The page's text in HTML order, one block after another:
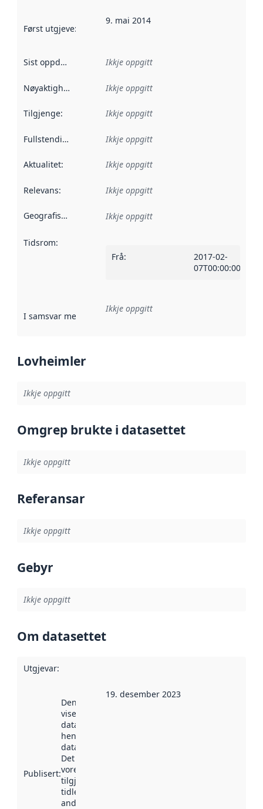
Først utgjeve:
9. mai 2014
Sist oppdatert Ikkje oppgitt
Nøyaktigheit Ikkje oppgitt
Tilgjenge: Ikkje oppgitt
Fullstendigheit Ikkje oppgitt
Aktualitet: Ikkje oppgitt
Relevans: Ikkje oppgitt
Geografisk område Ikkje oppgitt
Tidsrom:
Frå:
2017-02-
07T00:00:00Z
I samsvar med Referanse til ei implementeringsregel eller
Ikkje oppgitt
Lovheimler
Ikkje oppgitt
Omgrep brukte i datasettet
Ikkje oppgitt
Referansar
Ikkje oppgitt
Gebyr
Ikkje oppgitt
Om datasettet
Utgjevar:
Publisert:
Denne datoen
viser når
datasettet vart
henta inn av
data.norge.no.
Det kan ha
vore
tilgjengeleg
tidlegare
andre stader.
19. desember 2023